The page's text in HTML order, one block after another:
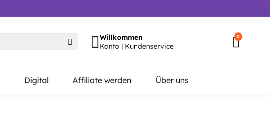
Willkommen
Konto | Kundenservice
0
Digital Affiliate werden Über uns